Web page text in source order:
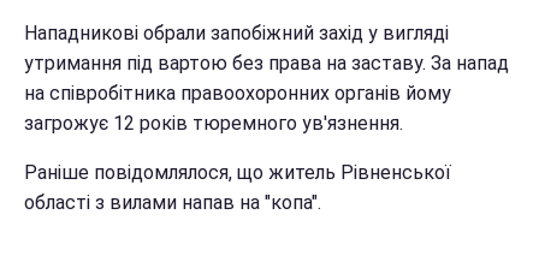
Нападникові обрали запобіжний захід у вигляді
утримання під вартою без права на заставу. За напад
на співробітника правоохоронних органів йому
загрожує 12 років тюремного ув'язнення.
Раніше повідомлялося, що житель Рівненської
області з вилами напав на "копа".